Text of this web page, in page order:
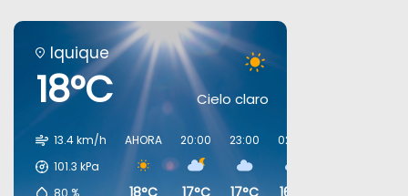
Iquique
18°C Cielo claro
13.4 km/h
101.3 kPa
80 %
AHORA
18°C
20:00
17°C
23:00
17°C
02:00
16°C